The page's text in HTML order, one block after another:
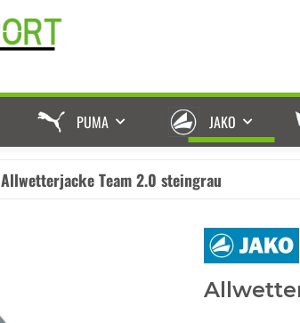
PUMA JAKO
Allwetterjacke Team 2.0 steingrau